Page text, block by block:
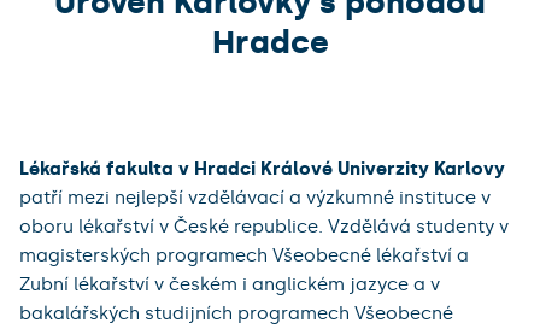
Hradce
Lékařská fakulta v Hradci Králové Univerzity Karlovy
patří mezi nejlepší vzdělávací a výzkumné instituce v
oboru lékařství v České republice. Vzdělává studenty v
magisterských programech Všeobecné lékařství a
Zubní lékařství v českém i anglickém jazyce a v
bakalářských studijních programech Všeobecné